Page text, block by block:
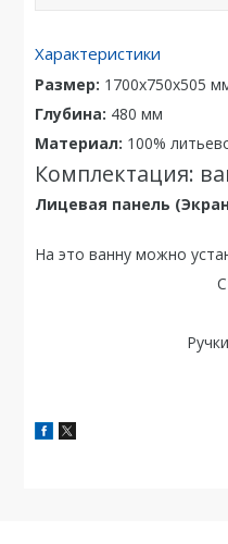
Характеристики
Размер: 1700x750x505
Глубина: 480 мм
Материал: 100%
Комплектация:
Лицевая панель
На это ванну можно
Стеклянную
Каскадный
Ручки,